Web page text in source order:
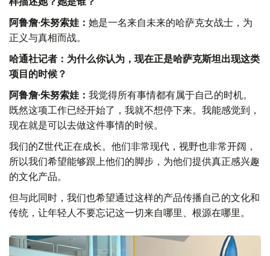
阿鲁詹·朱努索娃： 她是一名来自未来的哈萨克女战士，为
正义与真相而战。
哈通社记者：为什么你认为，现在正是哈萨克斯坦出现这类
项目的时候？
阿鲁詹·朱努索娃： 我觉得所有事情都有属于自己的时机。
既然这项工作已经开始了，我就不想停下来。我能感觉到，
现在就是可以去做这件事情的时候。
我们的Z世代正在成长。他们非常现代，视野也非常开阔，
所以我们希望能够跟上他们的脚步，为他们提供真正感兴趣
的文化产品。
但与此同时，我们也希望通过这样的产品传播自己的文化和
传统，让年轻人不要忘记这一切来自哪里、根源在哪里。